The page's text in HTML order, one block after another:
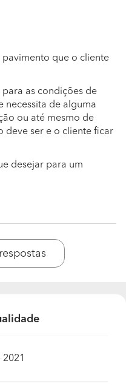
que o cliente
as condições de
necessita de alguma
ou até mesmo de
deve ser e o cliente ficar
desejar para um